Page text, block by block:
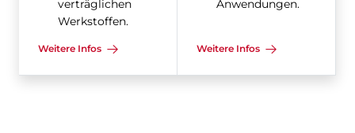
verträglichen
Werkstoffen.
Weitere Infos
Anwendungen.
Weitere Infos